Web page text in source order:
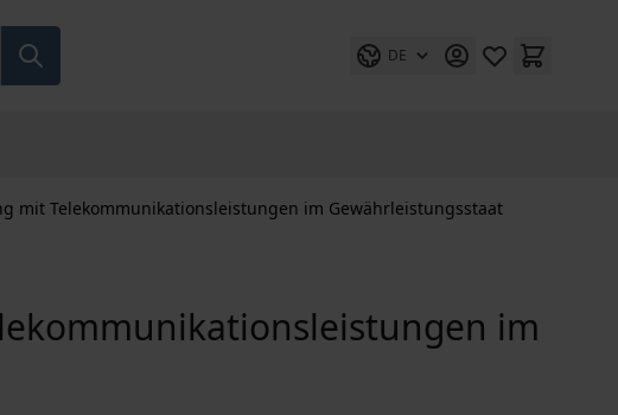
DE
mit Telekommunikationsleistungen im Gewährleistungsstaat
im